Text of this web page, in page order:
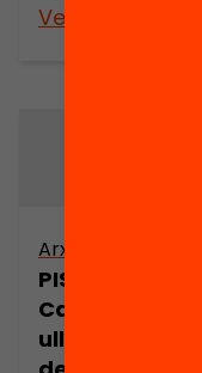
Veure’n més
Arxiu
PISA 2003 a
Catalunya. Una
ullada a les